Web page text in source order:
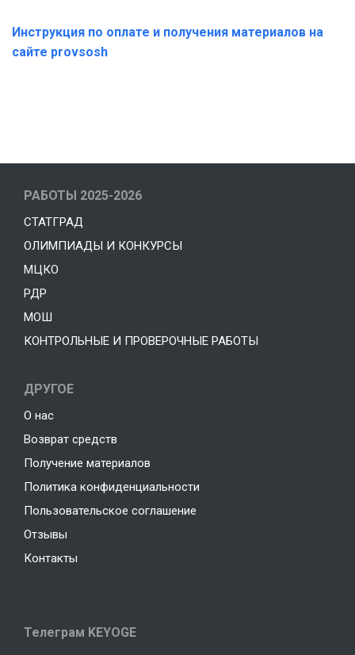
Инструкция по оплате и получения материалов на
сайте provsosh
РАБОТЫ 2025-2026
СТАТГРАД
ОЛИМПИАДЫ И КОНКУРСЫ
МЦКО
РДР
МОШ
КОНТРОЛЬНЫЕ И ПРОВЕРОЧНЫЕ РАБОТЫ
ДРУГОЕ
О нас
Возврат средств
Получение материалов
Политика конфиденциальности
Пользовательское соглашение
Отзывы
Контакты
Телеграм KEYOGE